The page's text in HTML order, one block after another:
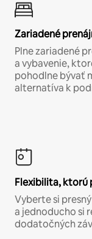
Zariadené
Plne zariadené
a vybavenie,
pohodlne bývať
alternatíva k
Flexibilita, ktorú
Vyberte si
a jednoducho si
dodatočných